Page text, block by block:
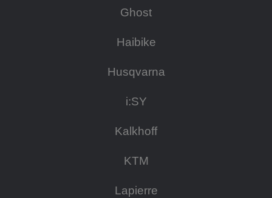
Ghost
Haibike
Husqvarna
i:SY
Kalkhoff
KTM
Lapierre